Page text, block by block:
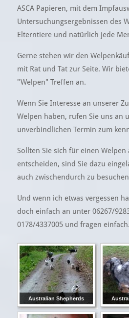
ASCA Papieren, mit dem
Untersuchungsergebnissen des
Elterntiere und natürlich jede
Gerne stehen wir den
mit Rat und Tat zur Seite. Wir
"Welpen" Treffen an.
Wenn Sie Interesse an unserer
Welpen haben, rufen Sie uns an
unverbindlichen Termin zum
Sollten Sie sich für einen Welpen
entscheiden, sind Sie dazu
auch zwischendurch zu
Und wenn ich etwas vergessen
doch einfach an unter 06267/
0178/4337005 und fragen einfach.
Australian Shepherds